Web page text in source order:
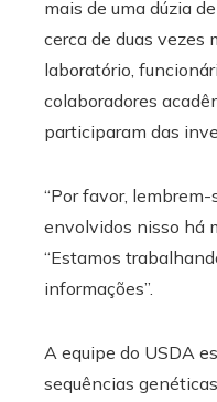
mais de uma dúzia
cerca de duas vezes
laboratório,
colaboradores
participaram das
“Por favor,
envolvidos nisso há
“Estamos
informações”.
A equipe do USDA
sequências